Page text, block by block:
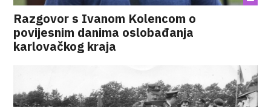
Razgovor s Ivanom Kolencom o
povijesnim danima oslobađanja
karlovačkog kraja